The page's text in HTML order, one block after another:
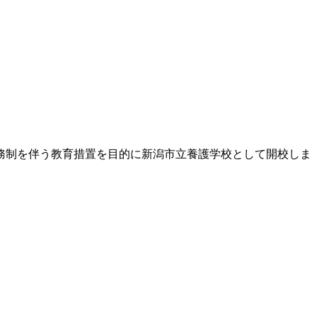
を伴う教育措置を目的に新潟市立養護学校として開校しま